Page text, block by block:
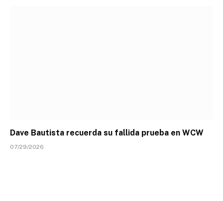
Dave Bautista recuerda su fallida prueba en WCW
07/29/2026